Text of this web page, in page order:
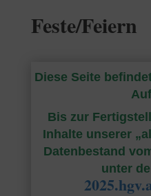
Feste/Feiern
Diese Seite
Bis zur
Inhalte unserer
Datenbestand
unter